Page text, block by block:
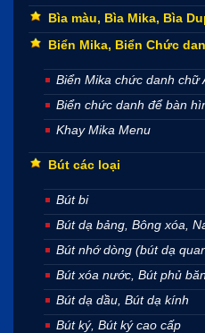
Bìa màu, Bìa Mika, Bìa
Biển Mika, Biển Chức
Biển Mika chức danh chữ
Biển chức danh để bàn
Khay Mika Menu
Bút các loại
Bút bi
Bút dạ bảng, Bông xóa,
Bút nhớ dòng (bút dạ
Bút xóa nước, Bút phủ
Bút dạ dầu, Bút dạ kính
Bút ký, Bút ký cao cấp